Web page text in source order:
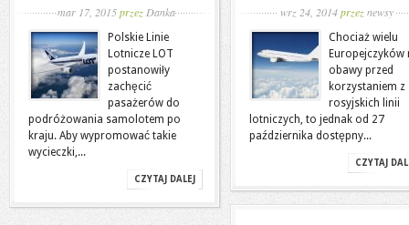
mar 17, 2015przez Danka
Polskie Linie
Lotnicze LOT
postanowiły
zachęcić
pasażerów do
podróżowania samolotem po
kraju. Aby wypromować takie
wycieczki,...
CZYTAJ DALEJ
wrz 24, 2014przeznewsy
Chociaż wielu
Europejczyków
obawy przed
korzystaniem z
rosyjskich linii
lotniczych, to jednak od 27
października dostępny...
CZYTAJ